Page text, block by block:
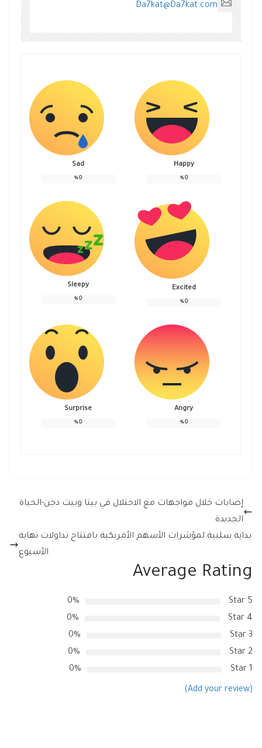
Da7kat@Da7kat.com
Happy
0
%
Sad
0
%
Excited
0
%
Sleepy
0
%
Angry
0
%
Surprise
0
%
إصابات خلال مواجهات مع الاحتلال في بيتا وبيت دجن-الحياة
الجديدة
بداية سلبية لمؤشرات الأسهم الأمريكية بافتتاح تداولات نهاية
الأسبوع
Average Rating
5 Star
0%
4 Star
0%
3 Star
0%
2 Star
0%
1 Star
0%
(Add your review)